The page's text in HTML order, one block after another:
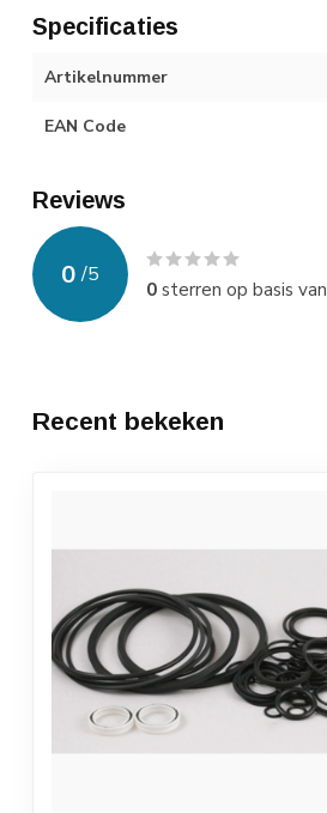
Specificaties
Artikelnummer
EAN Code
Reviews
0 /5
0sterren op basis van
Recent bekeken